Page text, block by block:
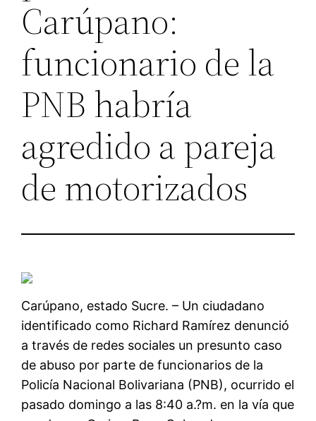
Carúpano:
funcionario de la
PNB habría
agredido a pareja
de motorizados
Carúpano, estado Sucre. – Un ciudadano
identificado como Richard Ramírez denunció
a través de redes sociales un presunto caso
de abuso por parte de funcionarios de la
Policía Nacional Bolivariana (PNB), ocurrido el
pasado domingo a las 8:40 a.?m. en la vía que